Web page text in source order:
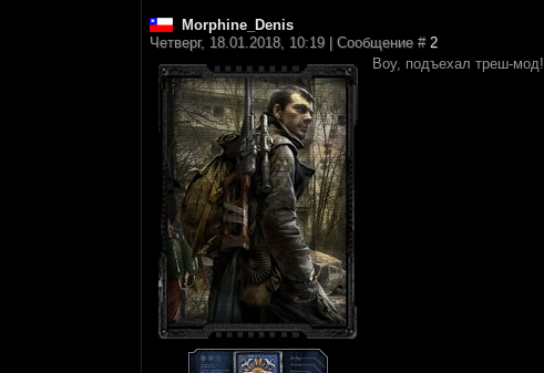
Morphine_Denis
Четверг, 18.01.2018, 10:19 | Сообщение # 2
Воу, подъехал треш-мод!